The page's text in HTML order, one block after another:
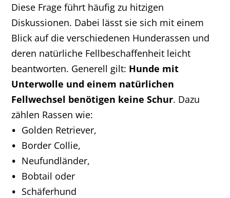
Diese Frage führt häufig zu hitzigen
Diskussionen. Dabei lässt sie sich mit einem
Blick auf die verschiedenen Hunderassen und
deren natürliche Fellbeschaffenheit leicht
beantworten. Generell gilt: Hunde mit
Unterwolle und einem natürlichen
Fellwechsel benötigen keine Schur. Dazu
zählen Rassen wie:
Golden Retriever,
Border Collie,
Neufundländer,
Bobtail oder
Schäferhund